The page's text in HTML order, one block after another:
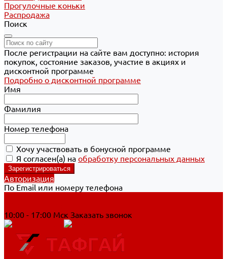
Прогулочные коньки
Распродажа
Поиск
После регистрации на сайте вам доступно: история
покупок, состояние заказов, участие в акциях и
дисконтной программе
Подробно о дисконтной программе
Имя
Фамилия
Номер телефона
Хочу участвовать в бонусной программе
Я согласен(а) на обработку персональных данных
Авторизация
По Email или номеру телефона
10:00 - 17:00 Мск Заказать звонок